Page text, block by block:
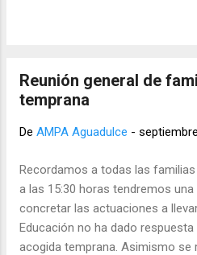
solicitado al Ayuntamiento de
Suárez Naranjo. La calle
ser atravesada transversalmente
Padres del Colegio Aguadulce, a
de Las Palmas... Cuenta con el
concejala de Vías y Obras, que
las obras a finales de
Centro y de Participación Ciud...
Reunión general de
temprana
De AMPA Aguadulce -
Recordamos a todas las
a las 15:30 horas tendremos
concretar las actuaciones a
Educación no ha dado
acogida temprana. Asimismo se